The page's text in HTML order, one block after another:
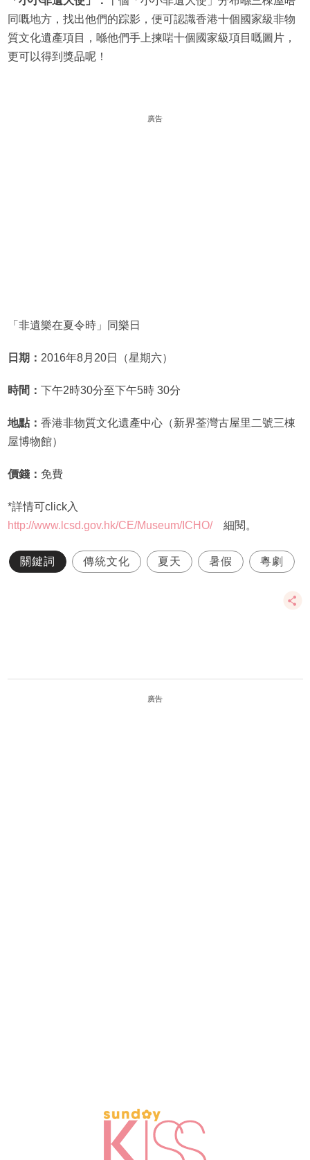
同嘅地方，找出他們的踪影，便可認識香港十個國家級非物
質文化遺產項目，喺他們手上揀啱十個國家級項目嘅圖片，
更可以得到獎品呢！
廣告
「非遺樂在夏令時」同樂日
日期： 2016年8月20日（星期六）
時間： 下午2時30分至下午5時 30分
地點： 香港非物質文化遺產中心（新界荃灣古屋里二號三棟
屋博物館）
價錢： 免費
*詳情可click入
http://www.lcsd.gov.hk/CE/Museum/ICHO/細閱。
關鍵詞 傳統文化 夏天 暑假 粵劇
廣告